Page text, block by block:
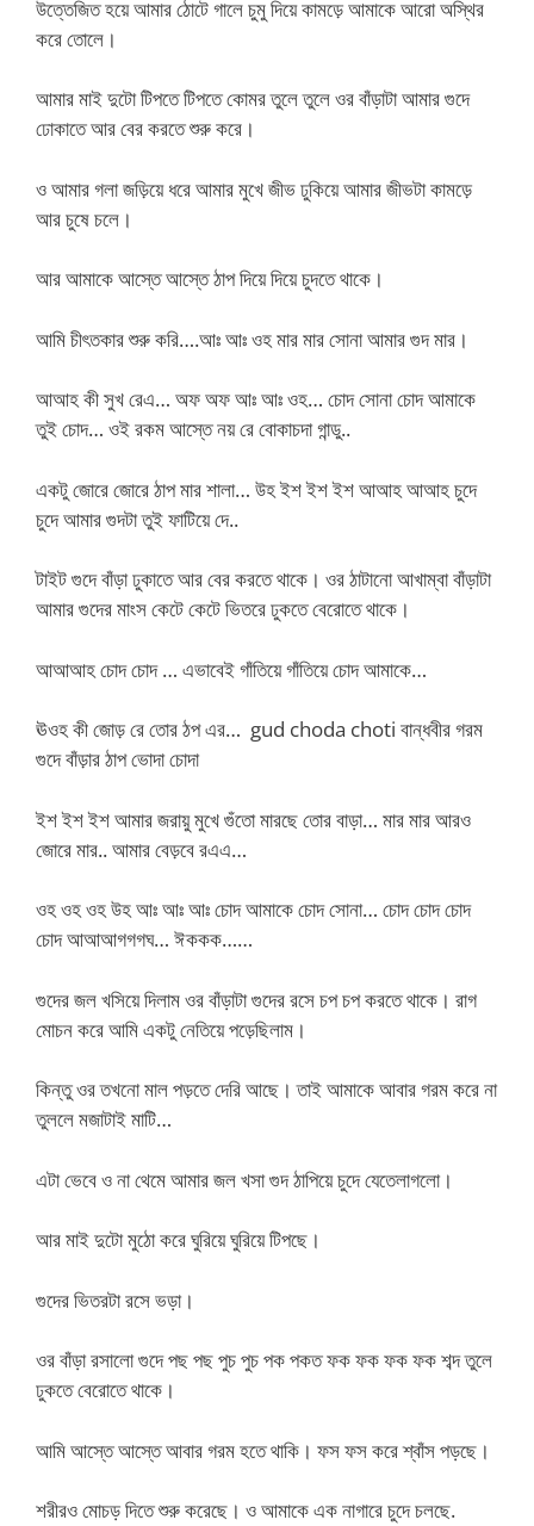
উত্তেজিত হয়ে আমার ঠোটে গালে চুমু দিয়ে কামড়ে আমাকে আরো অস্থির
করে তোলে।
আমার মাই দুটো টিপতে টিপতে কোমর তুলে তুলে ওর বাঁড়াটা আমার গুদে
ঢোকাতে আর বের করতে শুরু করে।
ও আমার গলা জড়িয়ে ধরে আমার মুখে জীভ ঢুকিয়ে আমার জীভটা কামড়ে
আর চুষে চলে।
আর আমাকে আস্তে আস্তে ঠাপ দিয়ে দিয়ে চুদতে থাকে।
আমি চীৎতকার শুরু করি….আঃ আঃ ওহ মার মার সোনা আমার গুদ মার।
আআহ কী সুখ রেএ… অফ অফ আঃ আঃ ওহ… চোদ সোনা চোদ আমাকে
তুই চোদ… ওই রকম আস্তে নয় রে বোকাচদা গান্ডু..
একটু জোরে জোরে ঠাপ মার শালা… উহ ইশ ইশ ইশ আআহ আআহ চুদে
চুদে আমার গুদটা তুই ফাটিয়ে দে..
টাইট গুদে বাঁড়া ঢুকাতে আর বের করতে থাকে। ওর ঠাটানো আখাম্বা বাঁড়াটা
আমার গুদের মাংস কেটে কেটে ভিতরে ঢুকতে বেরোতে থাকে।
আআআহ চোদ চোদ … এভাবেই গাঁতিয়ে গাঁতিয়ে চোদ আমাকে…
ঊওহ কী জোড় রে তোর ঠপ এর… gud choda choti বান্ধবীর গরম
গুদে বাঁড়ার ঠাপ ভোদা চোদা
ইশ ইশ ইশ আমার জরায়ু মুখে গুঁতো মারছে তোর বাড়া… মার মার আরও
জোরে মার.. আমার বেড়বে রএএ…
ওহ ওহ ওহ উহ আঃ আঃ আঃ চোদ আমাকে চোদ সোনা… চোদ চোদ চোদ
চোদ আআআগগগঘ… ঈককক……
গুদের জল খসিয়ে দিলাম ওর বাঁড়াটা গুদের রসে চপ চপ করতে থাকে। রাগ
মোচন করে আমি একটু নেতিয়ে পড়েছিলাম।
কিন্তু ওর তখনো মাল পড়তে দেরি আছে। তাই আমাকে আবার গরম করে না
তুললে মজাটাই মাটি…
এটা ভেবে ও না থেমে আমার জল খসা গুদ ঠাপিয়ে চুদে যেতেলাগলো।
আর মাই দুটো মুঠো করে ঘুরিয়ে ঘুরিয়ে টিপছে।
গুদের ভিতরটা রসে ভড়া।
ওর বাঁড়া রসালো গুদে পছ পছ পুচ পুচ পক পকত ফক ফক ফক ফক শব্দ তুলে
ঢুকতে বেরোতে থাকে।
আমি আস্তে আস্তে আবার গরম হতে থাকি। ফস ফস করে শ্বাঁস পড়ছে।
শরীরও মোচড় দিতে শুরু করেছে। ও আমাকে এক নাগারে চুদে চলছে.